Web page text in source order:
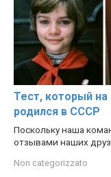
Тест, который на
родился в СССР
Поскольку наша
отзывами наших
Non categorizzato